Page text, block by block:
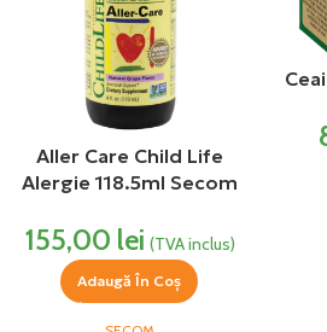
Aller Care Child Life
Alergie 118.5ml Secom
155,00 lei (TVA inclus)
Adaugă În Coș